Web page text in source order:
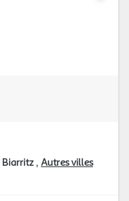
Biarritz Autres villes